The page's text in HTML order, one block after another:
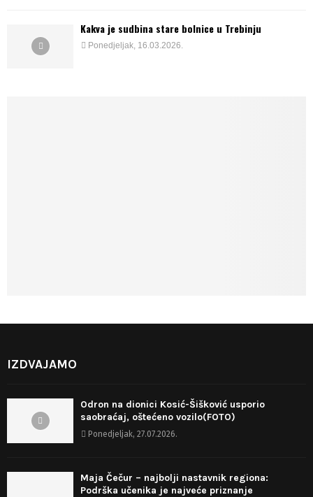
Kakva je sudbina stare bolnice u Trebinju
Ponedjeljak, 16.03.2026.
IZDVAJAMO
Odron na dionici Kosić-Šišković usporio
saobraćaj, oštećeno vozilo(FOTO)
Ponedjeljak, 27.07.2026.
Maja Čečur – najbolji nastavnik regiona:
Podrška učenika je najveće priznanje